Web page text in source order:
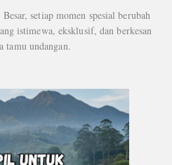
setiap momen spesial berubah
istimewa, eksklusif, dan berkesan
tamu undangan.